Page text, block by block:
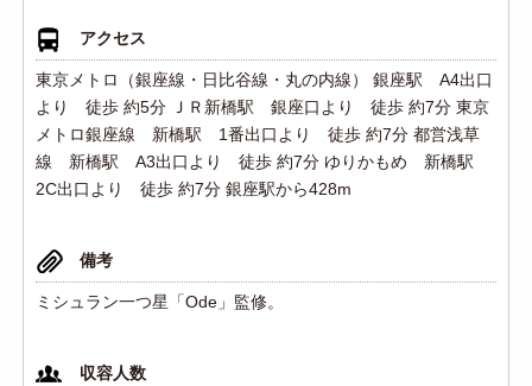
アクセス
東京メトロ（銀座線・日比谷線・丸の内線） 銀座駅 A4出口
より 徒歩 約5分 ＪＲ新橋駅 銀座口より 徒歩 約7分 東京
メトロ銀座線 新橋駅 1番出口より 徒歩 約7分 都営浅草
線 新橋駅 A3出口より 徒歩 約7分 ゆりかもめ 新橋駅
2C出口より 徒歩 約7分 銀座駅から428m
備考
ミシュラン一つ星「Ode」監修。
収容人数